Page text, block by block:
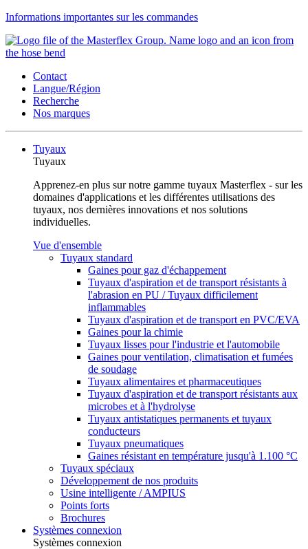
Informations importantes sur les commandes
Contact
Langue/Région
Recherche
Nos marques
Tuyaux
Tuyaux
Apprenez-en plus sur notre gamme tuyaux Masterflex - sur les
domaines d'applications et les différentes utilisations des
tuyaux, nos dernières innovations et nos solutions
individuelles.
Vue d'ensemble
Tuyaux standard
Gaines pour gaz d'échappement
Tuyaux d'aspiration et de transport résistants à
l'abrasion en PU / Tuyaux difficilement
inflammables
Tuyaux d'aspiration et de transport en PVC/EVA
Gaines pour la chimie
Tuyaux lisses pour l'industrie et l'automobile
Gaines pour ventilation, climatisation et fumées
de soudage
Tuyaux alimentaires et pharmaceutiques
Tuyaux d'aspiration et de transport résistants aux
microbes et à l'hydrolyse
Tuyaux antistatiques permanents et tuyaux
conducteurs
Tuyaux pneumatiques
Gaines résistant en température jusqu'à 1.100 °C
Tuyaux spéciaux
Développement de nos produits
Usine intelligente / AMPIUS
Points forts
Brochures
Systèmes connexion
Systèmes connexion